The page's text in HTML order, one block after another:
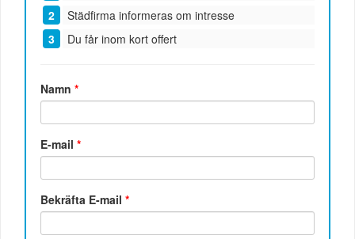
Städfirma informeras om intresse
Du får inom kort offert
Namn*
E-mail*
Bekräfta E-mail*